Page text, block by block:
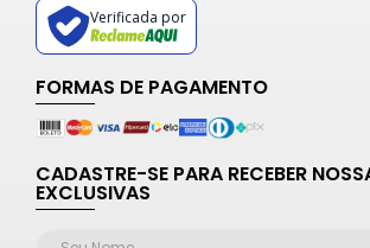
Verificada por
FORMAS DE PAGAMENTO
CADASTRE-SE PARA RECEBER
EXCLUSIVAS